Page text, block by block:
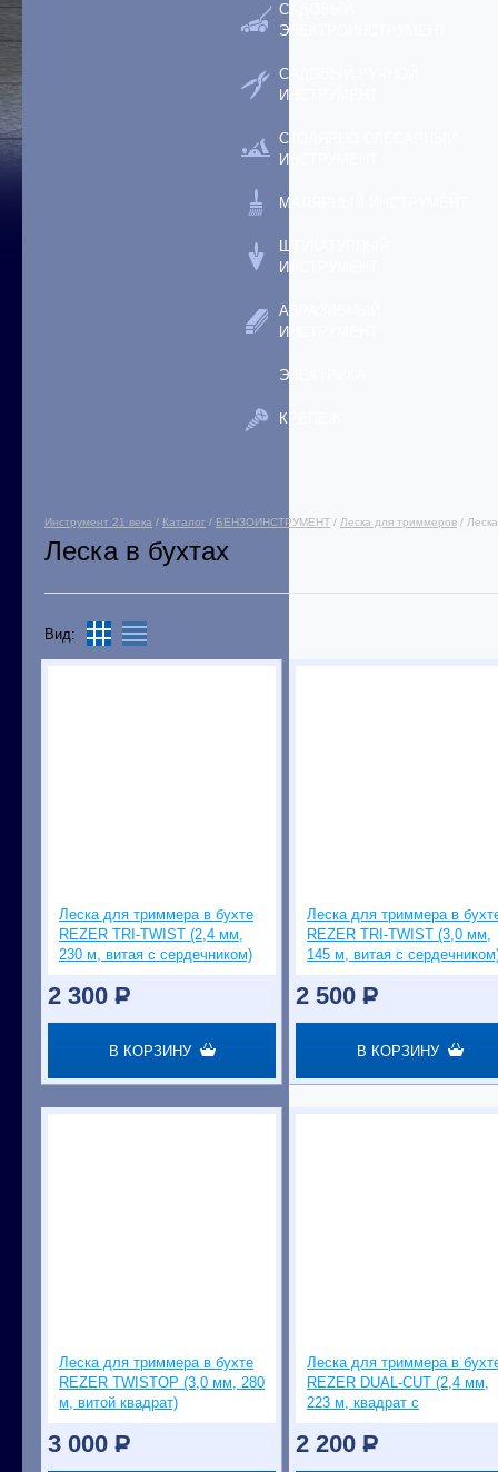
САДОВЫЙ
ЭЛЕКТРОИНСТРУМЕНТ
САДОВЫЙ РУЧНОЙ
ИНСТРУМЕНТ
СТОЛЯРНО-СЛЕСАРНЫЙ
ИНСТРУМЕНТ
МАЛЯРНЫЙ ИНСТРУМЕНТ
ШТУКАТУРНЫЙ
ИНСТРУМЕНТ
АБРАЗИВНЫЙ
ИНСТРУМЕНТ
ЭЛЕКТРИКА
КРЕПЕЖ
Инструмент 21 века / Каталог / БЕНЗОИНСТРУМЕНТ / Леска для триммеров /
Леска в бухтах
Вид:
Леска для триммера в бухте
REZER TRI-TWIST (2,4 мм,
230 м, витая с сердечником)
2 300 P
В КОРЗИНУ
Леска для триммера в
REZER TRI-TWIST (3,0 мм,
145 м, витая с
2 500 P
В КОРЗИНУ
Леска для триммера в бухте
REZER TWISTOP (3,0 мм, 280
м, витой квадрат)
3 000 P
Леска для триммера в
REZER DUAL-CUT (2,4 мм,
223 м, квадрат с
2 200 P